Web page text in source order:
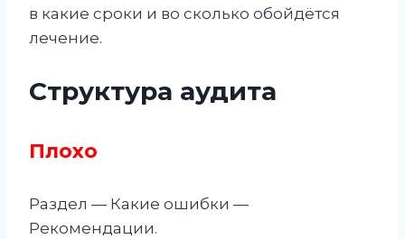
в какие сроки и во сколько обойдётся
лечение.
Структура аудита
Плохо
Раздел — Какие ошибки —
Рекомендации.